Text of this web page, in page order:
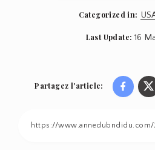
Categorized in:
Last Update: 16
Partagez l'article: Share